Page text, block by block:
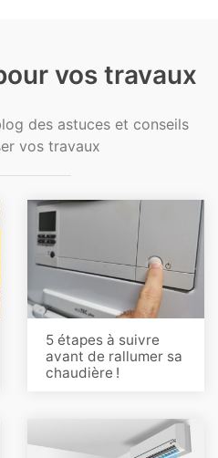
vos travaux
des astuces et conseils
vos travaux
5 étapes à suivre
avant de rallumer sa
chaudière !